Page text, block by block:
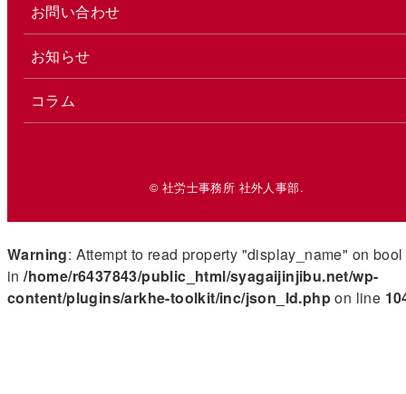
お問い合わせ
お知らせ
コラム
© 社労士事務所 社外人事部.
Warning: Attempt to read property "display_name" on bool
in/home/r6437843/public_html/syagaijinjibu.net/wp-
content/plugins/arkhe-toolkit/inc/json_ld.phpon line